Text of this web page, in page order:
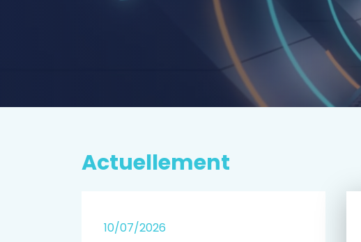
Actuellement
10/07/2026